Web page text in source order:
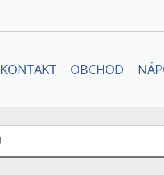
KONTAKT OBCHOD